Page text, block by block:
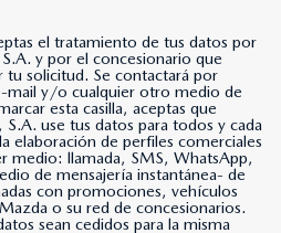
el tratamiento de tus datos por
y por el concesionario que
tu solicitud. Se contactará por
mail y/o cualquier otro medio de
use tus datos para todos y cada
elaboración de perfiles comerciales
medio: llamada, SMS, WhatsApp,
de mensajería instantánea- de
con promociones, vehículos
o su red de concesionarios.
sean cedidos para la misma